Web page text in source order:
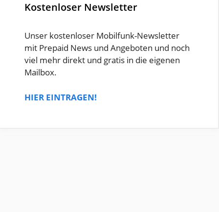
Kostenloser Newsletter
Unser kostenloser Mobilfunk-Newsletter
mit Prepaid News und Angeboten und noch
viel mehr direkt und gratis in die eigenen
Mailbox.
HIER EINTRAGEN!